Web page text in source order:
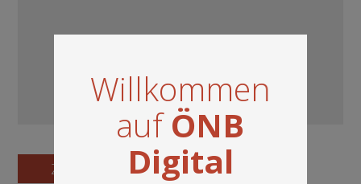
Willkommen
aufÖNB
Digital
Zum Digitalisat